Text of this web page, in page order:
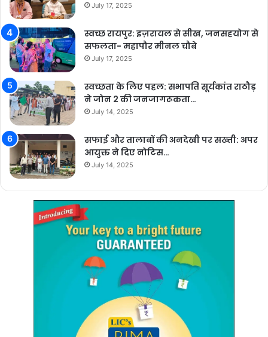
July 17, 2025
स्वच्छ रायपुर: इज़रायल से सीख, जनसहयोग से
सफलता- महापौर मीनल चौबे
July 17, 2025
स्वच्छता के लिए पहल: सभापति सूर्यकांत राठौड़
ने जोन 2 की जनजागरूकता…
July 14, 2025
सफाई और तालाबों की अनदेखी पर सख्ती: अपर
आयुक्त ने दिए नोटिस…
July 14, 2025